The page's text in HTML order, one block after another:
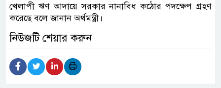
খেলাপী ঋণ আদায়ে সরকার নানাবিধ কঠোর পদক্ষেপ গ্রহণ
করেছে বলে জানান অর্থমন্ত্রী।
নিউজটি শেয়ার করুন